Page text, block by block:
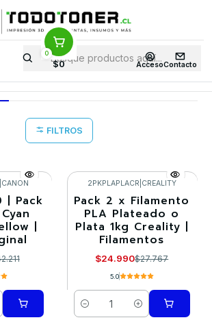
0
$0 AccesoContacto
enTienda· Despachoa Todo Chile · Retiro en
Tienda en24 Horas
en TodoToner
WG 10 en TodoToner
FILTROS
CANON
| Pack
|
-10%
2PKPLAPLACR CREALITY
Pack 2 x Filamento
PLA Plateado o
Plata 1kg Creality |
Filamentos
$24.990$27.767
5.0
Cantidad